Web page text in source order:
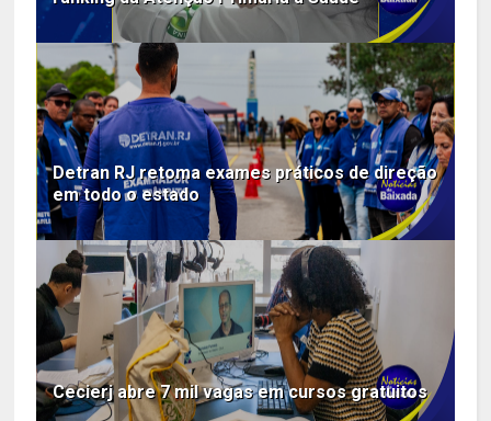
Detran RJ retoma exames práticos de direção
em todo o estado
Cecierj abre 7 mil vagas em cursos gratuitos